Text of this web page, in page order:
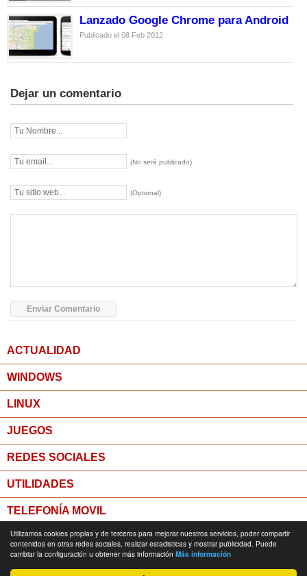
Utilizamos cookies propias y de terceros para mejorar nuestros servicios, poder compartir
contenidos en otras redes sociales, realizar estadisticas y mostrar publicidad. Puede
cambiar la configuración u obtener más información Más información
Lanzado Google Chrome para Android
Publicado el 08 Feb 2012
Dejar un comentario
(No será publicado)
(Optional)
ACTUALIDAD
WINDOWS
LINUX
JUEGOS
REDES SOCIALES
UTILIDADES
TELEFONÍA MOVIL
MICROPOST
© Todos los derechos reservados -Política de Privacidad